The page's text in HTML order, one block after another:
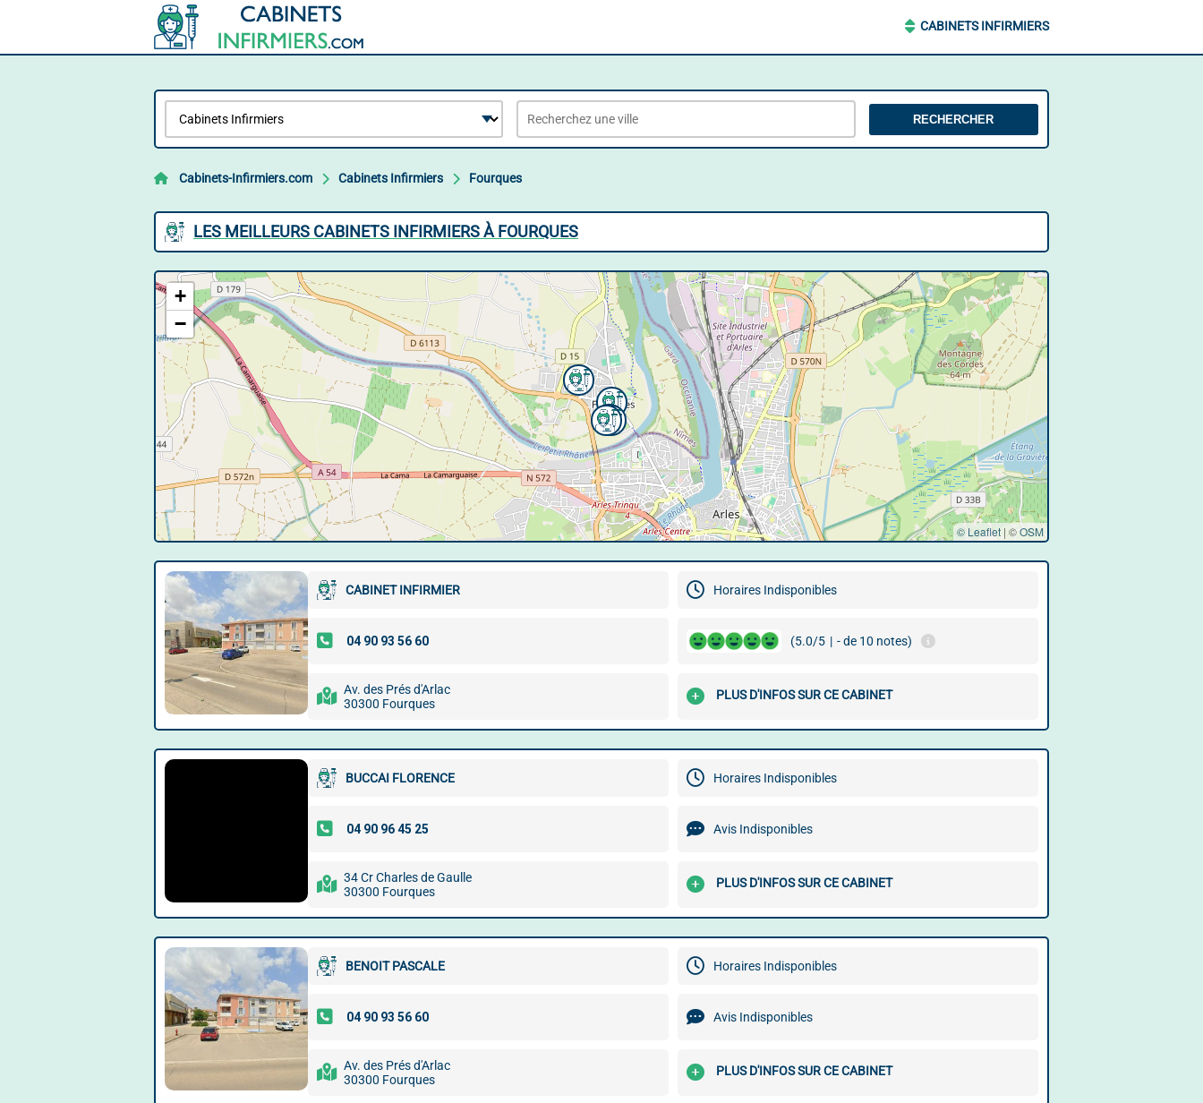
CABINETS INFIRMIERS
RECHERCHER
Cabinets-Infirmiers.com Cabinets Infirmiers Fourques
LES MEILLEURS CABINETS INFIRMIERS À FOURQUES
+
−
© Leaflet | ©OSM
CABINET INFIRMIER Horaires Indisponibles
(5.0/5 | - de 10 notes)
Av. des Prés d'Arlac
30300 Fourques
PLUS D'INFOS SUR CE CABINET
BUCCAI FLORENCE Horaires Indisponibles
Avis Indisponibles
34 Cr Charles de Gaulle
30300 Fourques
PLUS D'INFOS SUR CE CABINET
BENOIT PASCALE Horaires Indisponibles
Avis Indisponibles
Av. des Prés d'Arlac
30300 Fourques
PLUS D'INFOS SUR CE CABINET